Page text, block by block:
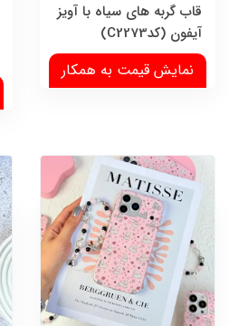
قاب گربه های سیاه با آویز
آیفون (کدC2273)
نمایش قیمت به همکار